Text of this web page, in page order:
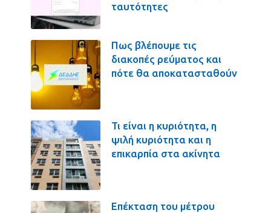
ταυτότητες
Πως βλέπουμε τις
διακοπές ρεύματος και
πότε θα αποκατασταθούν
Τι είναι η κυριότητα, η
ψιλή κυριότητα και η
επικαρπία στα ακίνητα
Επέκταση του μέτρου